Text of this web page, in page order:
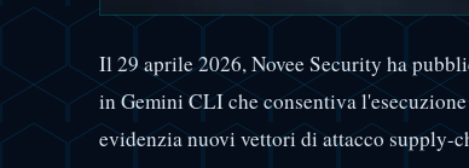
Il 29 aprile 2026, Novee Security ha
in Gemini CLI che consentiva
evidenzia nuovi vettori di attacco supply-